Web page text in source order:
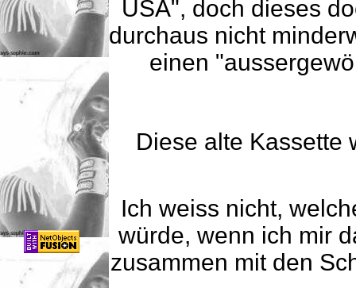
USA", doch dieses
durchaus nicht
einen
Diese alte Kassette
Ich weiss nicht,
würde, wenn ich mir
zusammen mit den